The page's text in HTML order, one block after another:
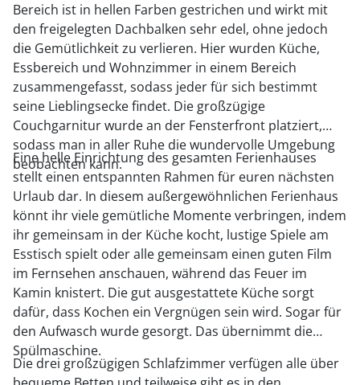
Bereich ist in hellen Farben gestrichen und wirkt mit
den freigelegten Dachbalken sehr edel, ohne jedoch
die Gemütlichkeit zu verlieren. Hier wurden Küche,
Essbereich und Wohnzimmer in einem Bereich
zusammengefasst, sodass jeder für sich bestimmt
seine Lieblingsecke findet. Die großzügige
Couchgarnitur wurde an der Fensterfront platziert,
sodass man in aller Ruhe die wundervolle Umgebung
beobachten kann.
Eine helle Einrichtung des gesamten Ferienhauses
stellt einen entspannten Rahmen für euren nächsten
Urlaub dar. In diesem außergewöhnlichen Ferienhaus
könnt ihr viele gemütliche Momente verbringen, indem
ihr gemeinsam in der Küche kocht, lustige Spiele am
Esstisch spielt oder alle gemeinsam einen guten Film
im Fernsehen anschauen, während das Feuer im
Kamin knistert. Die gut ausgestattete Küche sorgt
dafür, dass Kochen ein Vergnügen sein wird. Sogar für
den Aufwasch wurde gesorgt. Das übernimmt die
Spülmaschine.
Die drei großzügigen Schlafzimmer verfügen alle über